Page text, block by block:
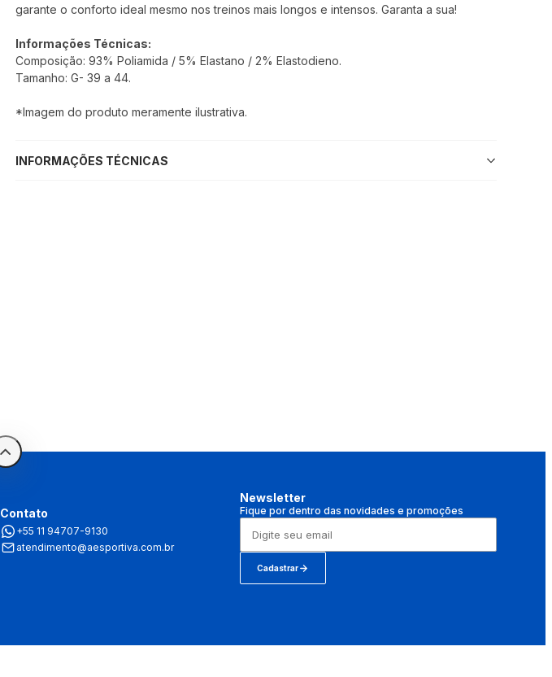
garante o conforto ideal mesmo nos treinos mais longos e intensos. Garanta a sua!
Informações Técnicas:
Composição: 93% Poliamida / 5% Elastano / 2% Elastodieno.
Tamanho: G- 39 a 44.
*Imagem do produto meramente ilustrativa.
INFORMAÇÕES TÉCNICAS
Contato
+55 11 94707-9130
atendimento@aesportiva.com.br
Newsletter
Fique por dentro das novidades e promoções
Cadastrar